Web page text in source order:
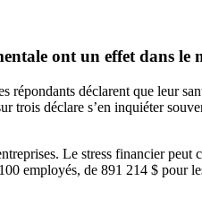
ont un effet dans le
répondants déclarent que leur
trois déclare s’en inquiéter
Le stress financier
employés, de 891 214 $ pour